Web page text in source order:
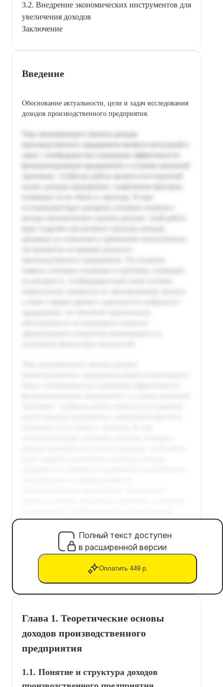
3.2. Внедрение экономических инструментов для
увеличения доходов
Заключение
Введение
Обоснование актуальности, цели и задач исследования
доходов производственного предприятия.
Полный текст доступен
в расширенной версии
Оплатить 449 р.
Глава 1. Теоретические основы
доходов производственного
предприятия
1.1. Понятие и структура доходов